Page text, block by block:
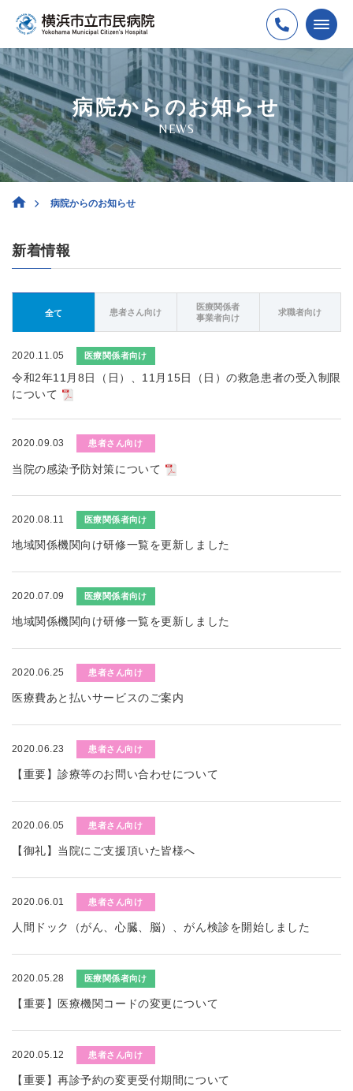
病院からのお知らせ
NEWS
病院からのお知らせ
新着情報
全て 患者さん向け
医療関係者
事業者向け
求職者向け
2020.11.05 医療関係者向け
令和2年11月8日（日）、11月15日（日）の救急患者の受入制限
について
2020.09.03 患者さん向け
当院の感染予防対策について
2020.08.11 医療関係者向け
地域関係機関向け研修一覧を更新しました
2020.07.09 医療関係者向け
地域関係機関向け研修一覧を更新しました
2020.06.25 患者さん向け
医療費あと払いサービスのご案内
2020.06.23 患者さん向け
【重要】診療等のお問い合わせについて
2020.06.05 患者さん向け
【御礼】当院にご支援頂いた皆様へ
2020.06.01 患者さん向け
人間ドック（がん、心臓、脳）、がん検診を開始しました
2020.05.28 医療関係者向け
【重要】医療機関コードの変更について
2020.05.12 患者さん向け
【重要】再診予約の変更受付期間について